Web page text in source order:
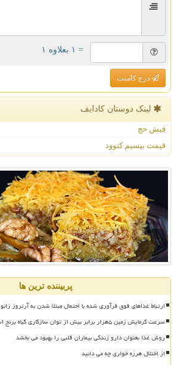
= ۱ بعلاوه ۱
درج کامنت
لینک دوستان كادایف
فیش حج
قیمت بیسیم کنوود
پربیننده ترین ها
ارتباط غذاهای فوق فرآوری شده با احتمال مبتلا شدن به آرتروز زانو
سرعت گرمایش زمین ۵هزار برابر بیش از توان سازگاری گیاه برنج است
روش غذا بعنوان دارو زندگی بیماران قلبی را بهبود می بخشد
از اختلال هرزه خواری چه می دانید